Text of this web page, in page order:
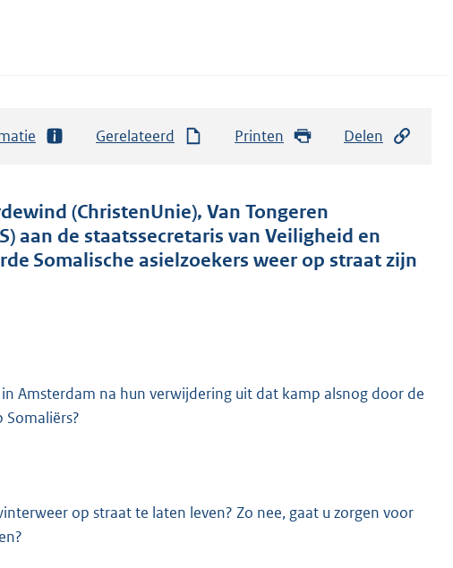
Gerelateerd Printen Delen
(ChristenUnie), Van Tongeren
aan de staatssecretaris van Veiligheid en
Somalische asielzoekers weer op straat zijn
Amsterdam na hun verwijdering uit dat kamp alsnog door de
Somaliërs?
op straat te laten leven? Zo nee, gaat u zorgen voor